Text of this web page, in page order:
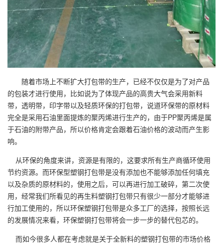
随着市场上不断扩大打包带的生产，已经不仅仅是为了对产品
的包装才进行使用，比如说为了体现产品的高贵大气会采用新料
带，透明带，印字带以及轻质环保的打包带，说道环保带的原材料
完全是采用石油里面提炼的聚丙烯进行生产的，由于PP聚丙烯是属
于石油的附带产品，所以价格肯定会跟着石油价格的波动而产生影
响。
从环保的角度来讲，资源是有限的，这要求所有生产商循环使用
节约资源。而环保型塑钢打包带是没有添加也不能够添加任何填充
以及杂质的原材料的，使用之后，可以再进行加工破碎，第二次使
用，经常我们所看见的再生料塑钢打包带只有很少一部分才能够进
行加工使用的，所以环保塑钢打包带是众多工厂的选择，按照长远
的发展情况来看，环保塑钢打包带将会一步一步的替代包芯的。
而如今很多人都在考虑就是关于全新料的塑钢打包带的市场价格